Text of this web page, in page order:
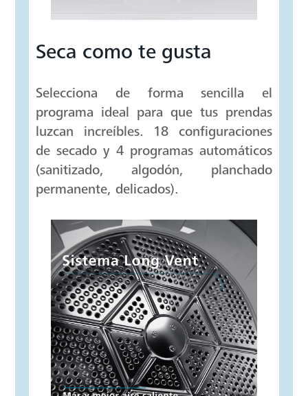
Seca como te gusta
Selecciona de forma sencilla el
programa ideal para que tus prendas
luzcan increíbles. 18 configuraciones
de secado y 4 programas automáticos
(sanitizado, algodón, planchado
permanente, delicados).